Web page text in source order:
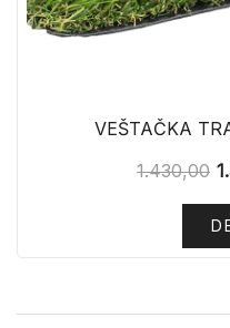
VEŠTAČKA
1.430,00